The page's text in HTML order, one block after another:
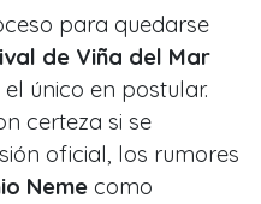
para quedarse
de Viña del Mar
único en postular.
certeza si se
oficial, los rumores
Neme como